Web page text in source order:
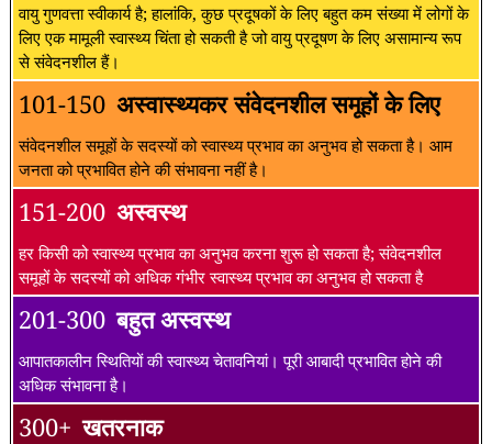
वायु गुणवत्ता स्वीकार्य है; हालांकि, कुछ प्रदूषकों के लिए बहुत कम संख्या में लोगों के
लिए एक मामूली स्वास्थ्य चिंता हो सकती है जो वायु प्रदूषण के लिए असामान्य रूप
से संवेदनशील हैं।
101-150 अस्वास्थ्यकर संवेदनशील समूहों के लिए
संवेदनशील समूहों के सदस्यों को स्वास्थ्य प्रभाव का अनुभव हो सकता है। आम
जनता को प्रभावित होने की संभावना नहीं है।
151-200 अस्वस्थ
हर किसी को स्वास्थ्य प्रभाव का अनुभव करना शुरू हो सकता है; संवेदनशील
समूहों के सदस्यों को अधिक गंभीर स्वास्थ्य प्रभाव का अनुभव हो सकता है
201-300 बहुत अस्वस्थ
आपातकालीन स्थितियों की स्वास्थ्य चेतावनियां। पूरी आबादी प्रभावित होने की
अधिक संभावना है।
300+ खतरनाक